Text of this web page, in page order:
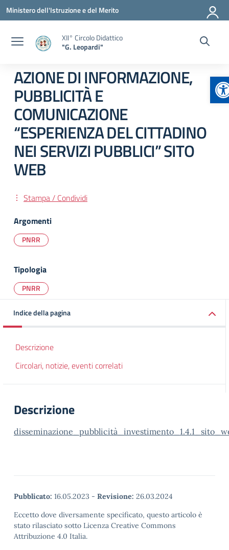
Vai ai contenuti
Vai al menu di navigazione
Vai al footer
Ministero dell'Istruzione e del Merito
XII° Circolo Didattico
"G. Leopardi"
AZIONE DI INFORMAZIONE,
PUBBLICITÀ E
COMUNICAZIONE
“ESPERIENZA DEL CITTADINO
NEI SERVIZI PUBBLICI” SITO
WEB
Stampa / Condividi
Argomenti
PNRR
Tipologia
PNRR
Indice della pagina
Descrizione
Circolari, notizie, eventi correlati
Descrizione
Pubblicato: 16.05.2023 - Revisione: 26.03.2024
Eccetto dove diversamente specificato, questo articolo è
stato rilasciato sotto Licenza Creative Commons
Attribuzione 4.0 Italia.